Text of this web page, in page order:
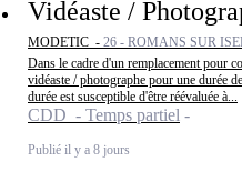
Vidéaste /
MODETIC - 26 - ROMANS SUR
Dans le cadre d'un remplacement pour
vidéaste / photographe pour une durée
durée est susceptible d'être réévaluée à...
CDD - Temps partiel
Publié il y a 8 jours